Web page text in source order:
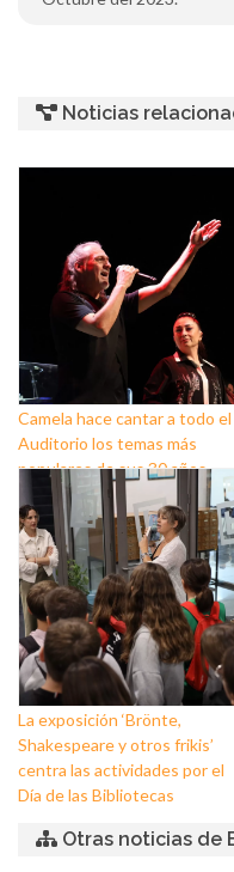
Noticias
Camela hace cantar a todo el
Auditorio los temas más
populares de sus 30 años
sobre los escenarios
La exposición ‘Brönte,
Shakespeare y otros frikis’
centra las actividades por el
Día de las Bibliotecas
Otras noticias de